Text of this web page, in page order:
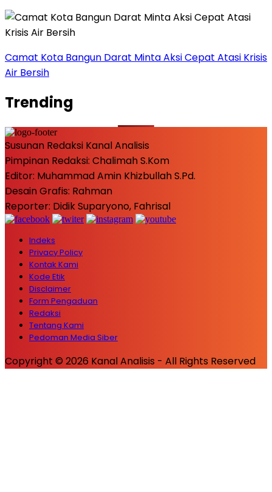
Camat Kota Bangun Darat Minta Aksi Cepat Atasi Krisis
Air Bersih
Trending
Susunan Redaksi Kanal Analisis
Pimpinan Redaksi: Chalimah S.Kom
Editor: Muhammad Amin Khizbullah S.Pd.
Desain Grafis: Rahman
Reporter: Didik Suparyono, Fahrisal
Indeks
Privacy Policy
Kontak Kami
Kode Etik
Disclaimer
Form Pengaduan
Redaksi
Tentang Kami
Pedoman Media Siber
Copyright © 2026 Kanal Analisis - All Rights Reserved